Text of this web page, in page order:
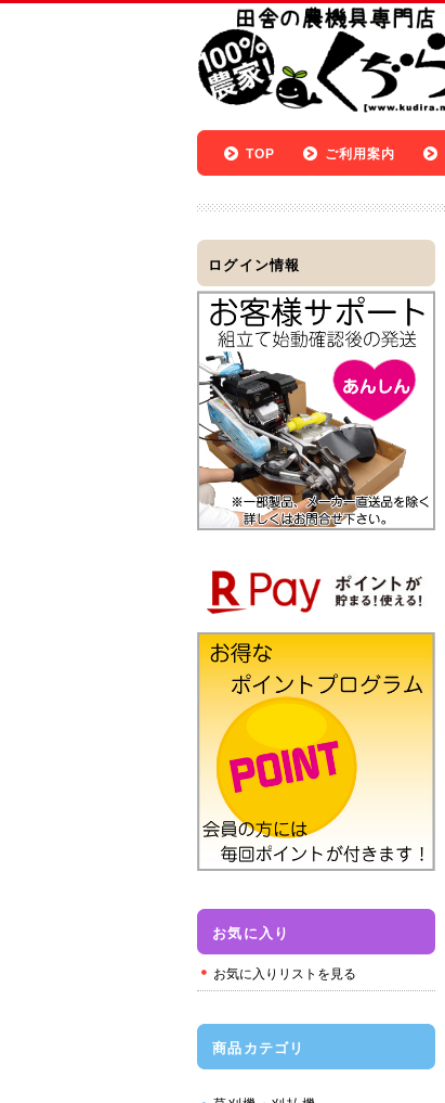
TOP ご利用案内
ログイン情報
お気に入り
お気に入りリストを見る
商品カテゴリ